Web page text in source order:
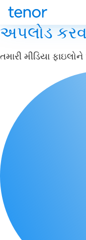
અપલોડ
તમારી મીડિયા